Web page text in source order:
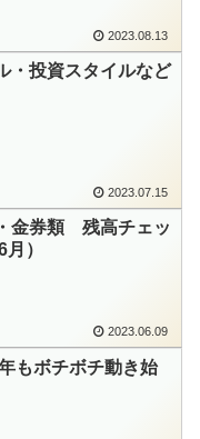
2023.08.13
・投資スタイルなど
2023.07.15
金券類 残高チェッ
）
2023.06.09
もボチボチ動き始